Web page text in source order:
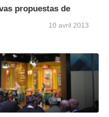
propuestas de
10 avril 2013